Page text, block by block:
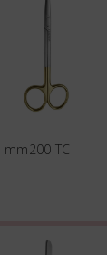
mm200 TC